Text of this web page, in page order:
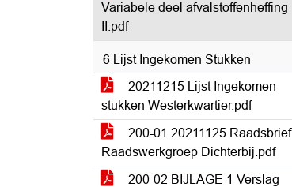
Variabele deel afvalstoffenheffing
II.pdf
6 Lijst Ingekomen Stukken
20211215 Lijst Ingekomen
stukken Westerkwartier.pdf
200-01 20211125 Raadsbrief
Raadswerkgroep Dichterbij.pdf
200-02 BIJLAGE 1 Verslag